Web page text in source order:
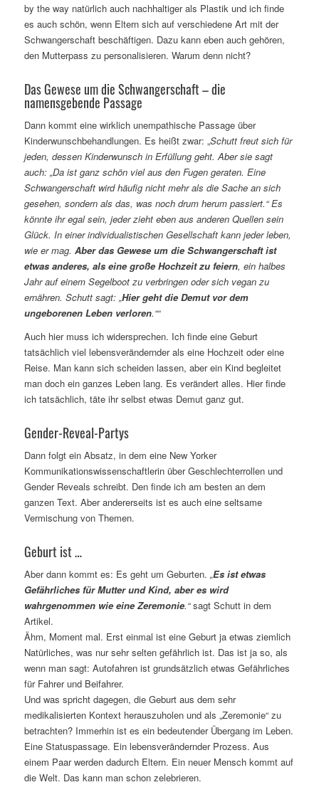
by the way natürlich auch nachhaltiger als Plastik und ich finde
es auch schön, wenn Eltern sich auf verschiedene Art mit der
Schwangerschaft beschäftigen. Dazu kann eben auch gehören,
den Mutterpass zu personalisieren. Warum denn nicht?
Das Gewese um die Schwangerschaft – die
namensgebende Passage
Dann kommt eine wirklich unempathische Passage über
Kinderwunschbehandlungen. Es heißt zwar: „Schutt freut sich für
jeden, dessen Kinderwunsch in Erfüllung geht. Aber sie sagt
auch: „Da ist ganz schön viel aus den Fugen geraten. Eine
Schwangerschaft wird häufig nicht mehr als die Sache an sich
gesehen, sondern als das, was noch drum herum passiert.“ Es
könnte ihr egal sein, jeder zieht eben aus anderen Quellen sein
Glück. In einer individualistischen Gesellschaft kann jeder leben,
wie er mag. Aber das Gewese um die Schwangerschaft ist
etwas anderes, als eine große Hochzeit zu feiern, ein halbes
Jahr auf einem Segelboot zu verbringen oder sich vegan zu
ernähren. Schutt sagt: „Hier geht die Demut vor dem
ungeborenen Leben verloren.““
Auch hier muss ich widersprechen. Ich finde eine Geburt
tatsächlich viel lebensverändernder als eine Hochzeit oder eine
Reise. Man kann sich scheiden lassen, aber ein Kind begleitet
man doch ein ganzes Leben lang. Es verändert alles. Hier finde
ich tatsächlich, täte ihr selbst etwas Demut ganz gut.
Gender-Reveal-Partys
Dann folgt ein Absatz, in dem eine New Yorker
Kommunikationswissenschaftlerin über Geschlechterrollen und
Gender Reveals schreibt. Den finde ich am besten an dem
ganzen Text. Aber andererseits ist es auch eine seltsame
Vermischung von Themen.
Geburt ist …
Aber dann kommt es: Es geht um Geburten. „Es ist etwas
Gefährliches für Mutter und Kind, aber es wird
wahrgenommen wie eine Zeremonie.“sagt Schutt in dem
Artikel.
Ähm, Moment mal. Erst einmal ist eine Geburt ja etwas ziemlich
Natürliches, was nur sehr selten gefährlich ist. Das ist ja so, als
wenn man sagt: Autofahren ist grundsätzlich etwas Gefährliches
für Fahrer und Beifahrer.
Und was spricht dagegen, die Geburt aus dem sehr
medikalisierten Kontext herauszuholen und als „Zeremonie“ zu
betrachten? Immerhin ist es ein bedeutender Übergang im Leben.
Eine Statuspassage. Ein lebensverändernder Prozess. Aus
einem Paar werden dadurch Eltern. Ein neuer Mensch kommt auf
die Welt. Das kann man schon zelebrieren.